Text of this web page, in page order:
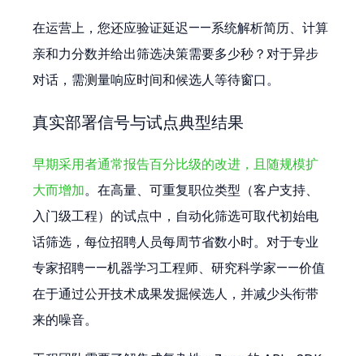
在运营上，您还应验证延迟——系统解析简历、计算
亲和力分数并给出筛选决策需要多少秒？对于异步
对话，需测量响应时间和候选人等待窗口。
真实部署信号与试点典型结果
早期采用者通常报告百分比级的改进，且随规模扩
大而增加。在高量、可重复职位类型（客户支持、
入门级工程）的试点中，自动化筛选可取代初始电
话筛选，每位招聘人员每周节省数小时。对于专业
专家招聘——机器学习工程师、研究科学家——价值
在于通过公开技术成果发掘候选人，并减少头衔带
来的噪音。